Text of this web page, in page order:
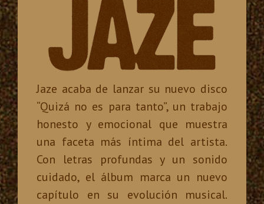
Jaze acaba de lanzar su nuevo disco
“Quizá no es para tanto”, un trabajo
honesto y emocional que muestra
una faceta más íntima del artista.
Con letras profundas y un sonido
cuidado, el álbum marca un nuevo
capítulo en su evolución musical.